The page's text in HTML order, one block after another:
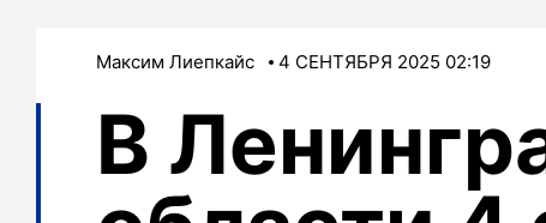
Максим Лиепкайс 4 СЕНТЯБРЯ 2025 02:19
В